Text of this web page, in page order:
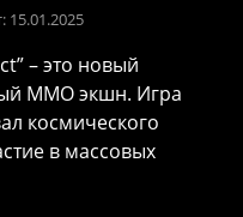
15.01.2025
– это новый
MMO экшн. Игра
космического
в массовых